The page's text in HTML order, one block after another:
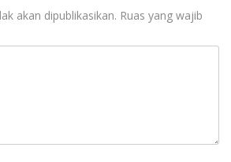
akan dipublikasikan. Ruas yang wajib